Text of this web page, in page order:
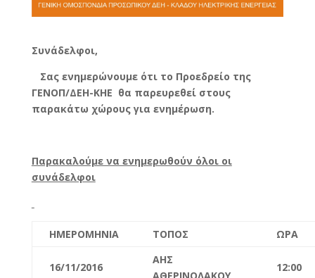
Συνάδελφοι,
Σας ενημερώνουμε ότι το Προεδρείο της
ΓΕΝΟΠ/ΔΕΗ-ΚΗΕ θα παρευρεθεί στους
παρακάτω χώρους για ενημέρωση.
Παρακαλούμε να ενημερωθούν όλοι οι
συνάδελφοι
ΗΜΕΡΟΜΗΝΙΑ ΤΟΠΟΣ ΩΡΑ
16/11/2016
ΑΗΣ
12:00